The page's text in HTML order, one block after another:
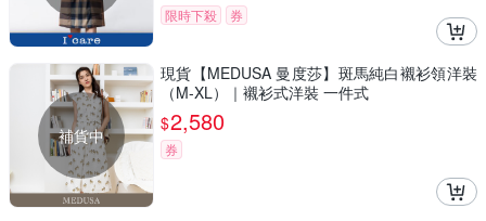
限時下殺 券
補貨中
現貨【MEDUSA 曼度莎】斑馬純白襯衫領洋裝
（M-XL）｜襯衫式洋裝 一件式
$2,580
券